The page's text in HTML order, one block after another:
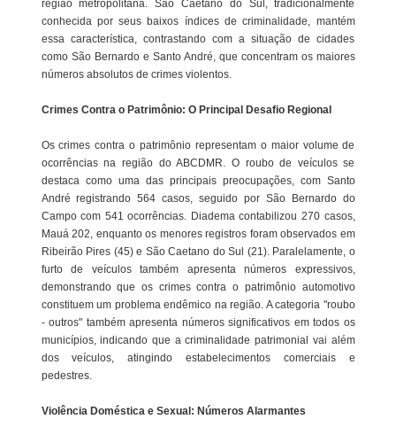
região metropolitana. São Caetano do Sul, tradicionalmente
conhecida por seus baixos índices de criminalidade, mantém
essa característica, contrastando com a situação de cidades
como São Bernardo e Santo André, que concentram os maiores
números absolutos de crimes violentos.
Crimes Contra o Patrimônio: O Principal Desafio Regional
Os crimes contra o patrimônio representam o maior volume de
ocorrências na região do ABCDMR. O roubo de veículos se
destaca como uma das principais preocupações, com Santo
André registrando 564 casos, seguido por São Bernardo do
Campo com 541 ocorrências. Diadema contabilizou 270 casos,
Mauá 202, enquanto os menores registros foram observados em
Ribeirão Pires (45) e São Caetano do Sul (21). Paralelamente, o
furto de veículos também apresenta números expressivos,
demonstrando que os crimes contra o patrimônio automotivo
constituem um problema endêmico na região. A categoria "roubo
- outros" também apresenta números significativos em todos os
municípios, indicando que a criminalidade patrimonial vai além
dos veículos, atingindo estabelecimentos comerciais e
pedestres.
Violência Doméstica e Sexual: Números Alarmantes